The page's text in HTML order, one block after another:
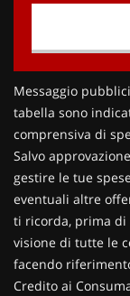
Messaggio
tabella sono
comprensiva di
Salvo
gestire le tue
eventuali altre
ti ricorda, prima di
visione di tutte le
facendo
Credito ai